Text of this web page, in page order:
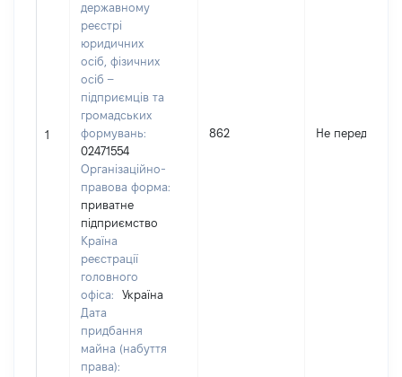
1
державному
реєстрі
юридичних
осіб, фізичних
осіб –
підприємців та
громадських
формувань:
02471554
Організаційно-
правова форма:
приватне
підприємство
Країна
реєстрації
головного
офіса:
Україна
Дата
придбання
майна (набуття
права):
862 Не передано